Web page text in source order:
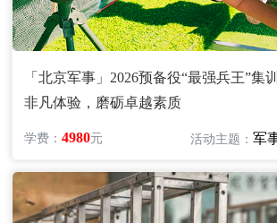
「北京军事」2026预备役“最强兵王”集
非凡体验，磨砺卓越素质
学费：4980元 活动主题： 军